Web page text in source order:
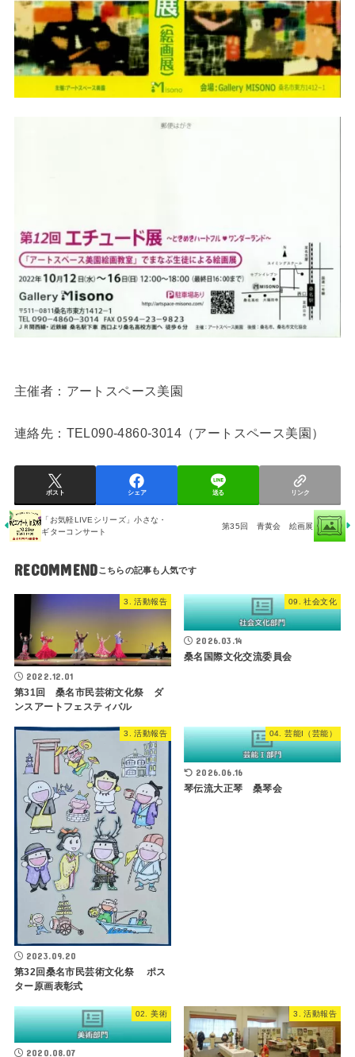
主催者：アートスペース美園
連絡先：TEL090-4860-3014（アートスペース美園）
ポスト シェア 送る リンク
「お気軽LIVEシリーズ」小さな・
ギターコンサート
第35回 青黄会 絵画展
RECOMMEND
3. 活動報告
2022.12.01
第31回 桑名市民芸術文化祭 ダ
ンスアートフェスティバル
09. 社会文化
2026.03.14
桑名国際文化交流委員会
3. 活動報告
2023.09.20
第32回桑名市民芸術文化祭 ポス
ター原画表彰式
04. 芸能I（芸能）
2026.06.16
琴伝流大正琴 桑琴会
02. 美術
2020.08.07
3. 活動報告